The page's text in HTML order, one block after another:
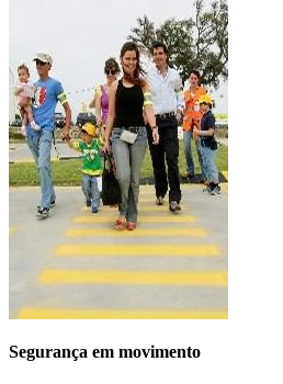
A mobilidade sustentável passa pela
equilibrado das viaturas
com motor de combustão com vista à
carbono
e à redução dos custos operacionais da
Segurança em movimento